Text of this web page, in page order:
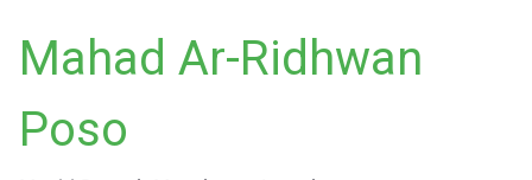
content
Mahad Ar-Ridhwan
Poso